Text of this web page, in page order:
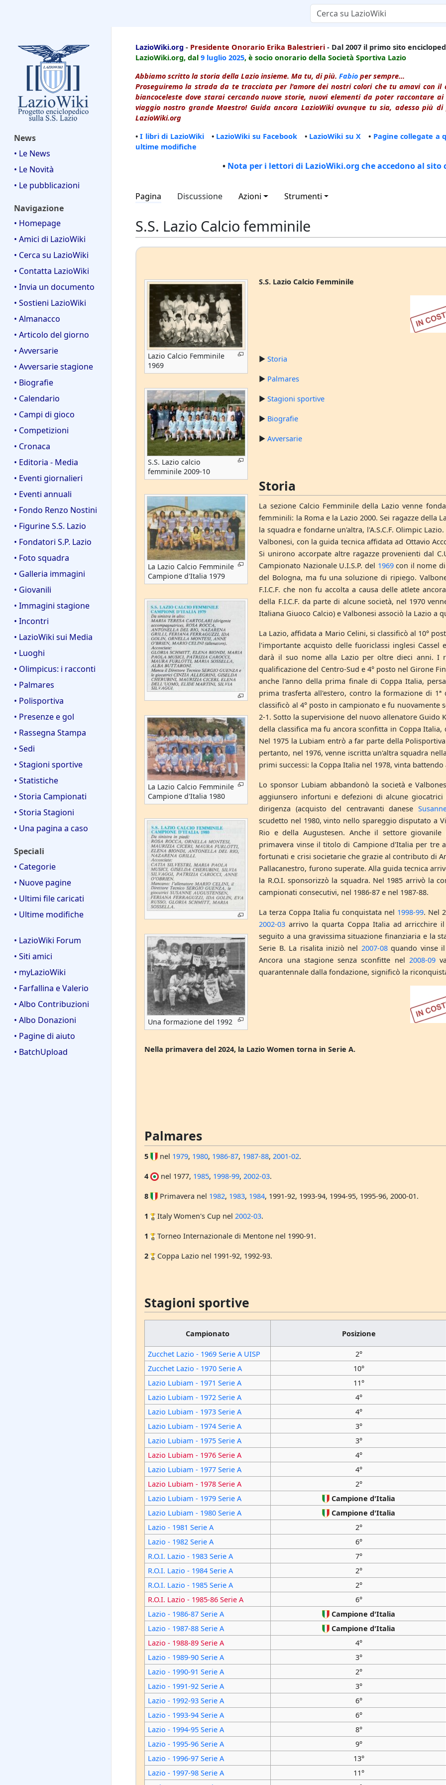
News
• Le News
• Le Novità
• Le pubblicazioni
Navigazione
• Homepage
• Amici di LazioWiki
• Cerca su LazioWiki
• Contatta LazioWiki
• Invia un documento
• Sostieni LazioWiki
• Almanacco
• Articolo del giorno
• Avversarie
• Avversarie stagione
• Biografie
• Calendario
• Campi di gioco
• Competizioni
• Cronaca
• Editoria - Media
• Eventi giornalieri
• Eventi annuali
• Fondo Renzo Nostini
• Figurine S.S. Lazio
• Fondatori S.P. Lazio
• Foto squadra
• Galleria immagini
• Giovanili
• Immagini stagione
• Incontri
• LazioWiki sui Media
• Luoghi
• Olimpicus: i racconti
• Palmares
• Polisportiva
• Presenze e gol
• Rassegna Stampa
• Sedi
• Stagioni sportive
• Statistiche
• Storia Campionati
• Storia Stagioni
• Una pagina a caso
Speciali
• Categorie
• Nuove pagine
• Ultimi file caricati
• Ultime modifiche
• LazioWiki Forum
• Siti amici
• myLazioWiki
• Farfallina e Valerio
• Albo Contribuzioni
• Albo Donazioni
• Pagine di aiuto
• BatchUpload
LazioWiki.org - Presidente Onorario Erika Balestrieri - Dal 2007 il primo sito
LazioWiki.org, dal 9 luglio 2025, è socio onorario della Società Sportiva Lazio
Abbiamo scritto la storia della Lazio insieme. Ma tu, di più. Fabio per sempre...
Proseguiremo la strada da te tracciata per l'amore dei nostri colori che tu amavi con
biancoceleste dove starai cercando nuove storie, nuovi elementi da poter raccontare
viaggio nostro grande Maestro! Guida ancora LazioWiki ovunque tu sia, adesso più
LazioWiki.org
•I libri di LazioWiki• LazioWiki su Facebook • LazioWiki su X • Pagine collegate a
ultime modifiche
• Nota per i lettori di LazioWiki.org che accedono al sito
Pagina Discussione Azioni Strumenti
S.S. Lazio Calcio femminile
Lazio Calcio Femminile
1969
S.S. Lazio calcio
femminile 2009-10
La Lazio Calcio Femminile
Campione d'Italia 1979
La Lazio Calcio Femminile
Campione d'Italia 1980
Una formazione del 1992
S.S. Lazio Calcio Femminile
►Storia
► Palmares
►Stagioni sportive
► Biografie
►Avversarie
Storia
La sezione Calcio Femminile della Lazio venne
femminili: la Roma e la Lazio 2000. Sei ragazze della
la squadra e fondarne un'altra, l'A.S.C.F. Olimpic
Valbonesi, con la guida tecnica affidata ad Ottavio
Si unirono accorpate altre ragazze provenienti dal
Campionato Nazionale U.I.S.P. del 1969con il nome di
del Bologna, ma fu una soluzione di ripiego.
F.I.C.F. che non fu accolta a causa delle atlete
della F.I.C.F. da parte di alcune società, nel 1970
Italiana Giuoco Calcio) e Valbonesi associò la Lazio a
La Lazio, affidata a Mario Celini, si classificò al 10°
l'importante acquisto delle fuoriclassi inglesi Cassel
darà il suo nome alla Lazio per oltre dieci anni. I
qualificazione del Centro-Sud e 4° posto nel Girone
anche l'anno della prima finale di Coppa Italia,
prima trasferta all'estero, contro la formazione di 1ª
classificò al 4° posto in campionato e fu
2-1. Sotto la supervisione del nuovo allenatore Guido
della classifica ma fu ancora sconfitta in Coppa
Nel 1975 la Lubiam entrò a far parte della
pertanto, nel 1976, venne iscritta un'altra squadra
primi successi: la Coppa Italia nel 1978, vinta
Lo sponsor Lubiam abbandonò la società e
aggiunsero infortuni e defezioni di alcune
dirigenza (acquisto del centravanti danese
scudetto nel 1980, vinto nello spareggio disputato a
Rio e della Augustesen. Anche il settore
primavera vinse il titolo di Campione d'Italia per tre
fortunati e crisi societarie che grazie al contributo di
Pallacanestro, furono superate. Alla guida tecnica
la R.O.I. sponsorizzò la squadra. Nel 1985 arrivò la
campionati consecutivi, nel 1986-87 e nel 1987-88.
La terza Coppa Italia fu conquistata nel 1998-99. Nel
2002-03 arrivo la quarta Coppa Italia ad arricchire il
seguito a una gravissima situazione finanziaria e la
Serie B. La risalita iniziò nel 2007-08quando vinse il
Ancora una stagione senza sconfitte nel2008-09
quarantennale dalla fondazione, significò la
Nella primavera del 2024, la Lazio Women torna in Serie A.
Palmares
5 nel 1979, 1980, 1986-87, 1987-88, 2001-02.
4
nel 1977, 1985, 1998-99, 2002-03.
8
Primavera nel 1982, 1983, 1984, 1991-92, 1993-94, 1994-95, 1995-96, 2000-01.
1
Italy Women's Cup nel 2002-03.
1
Torneo Internazionale di Mentone nel 1990-91.
2
Coppa Lazio nel 1991-92, 1992-93.
Stagioni sportive
Campionato Posizione
Zucchet Lazio - 1969 Serie A UISP
2°
Zucchet Lazio - 1970 Serie A
10°
Lazio Lubiam - 1971 Serie A
11°
Lazio Lubiam - 1972 Serie A
4°
Lazio Lubiam - 1973 Serie A
4°
Lazio Lubiam - 1974 Serie A
3°
Lazio Lubiam - 1975 Serie A
3°
Lazio Lubiam - 1976 Serie A
4°
Lazio Lubiam - 1977 Serie A
4°
Lazio Lubiam - 1978 Serie A
2°
Lazio Lubiam - 1979 Serie A
Campione d'Italia
Lazio Lubiam - 1980 Serie A
Campione d'Italia
Lazio - 1981 Serie A
2°
Lazio - 1982 Serie A
6°
R.O.I. Lazio - 1983 Serie A
7°
R.O.I. Lazio - 1984 Serie A
2°
R.O.I. Lazio - 1985 Serie A
2°
R.O.I. Lazio - 1985-86 Serie A
6°
Lazio - 1986-87 Serie A
Campione d'Italia
Lazio - 1987-88 Serie A
Campione d'Italia
Lazio - 1988-89 Serie A
4°
Lazio - 1989-90 Serie A
3°
Lazio - 1990-91 Serie A
2°
Lazio - 1991-92 Serie A
3°
Lazio - 1992-93 Serie A
6°
Lazio - 1993-94 Serie A
6°
Lazio - 1994-95 Serie A
8°
Lazio - 1995-96 Serie A
9°
Lazio - 1996-97 Serie A
13°
Lazio - 1997-98 Serie A
11°